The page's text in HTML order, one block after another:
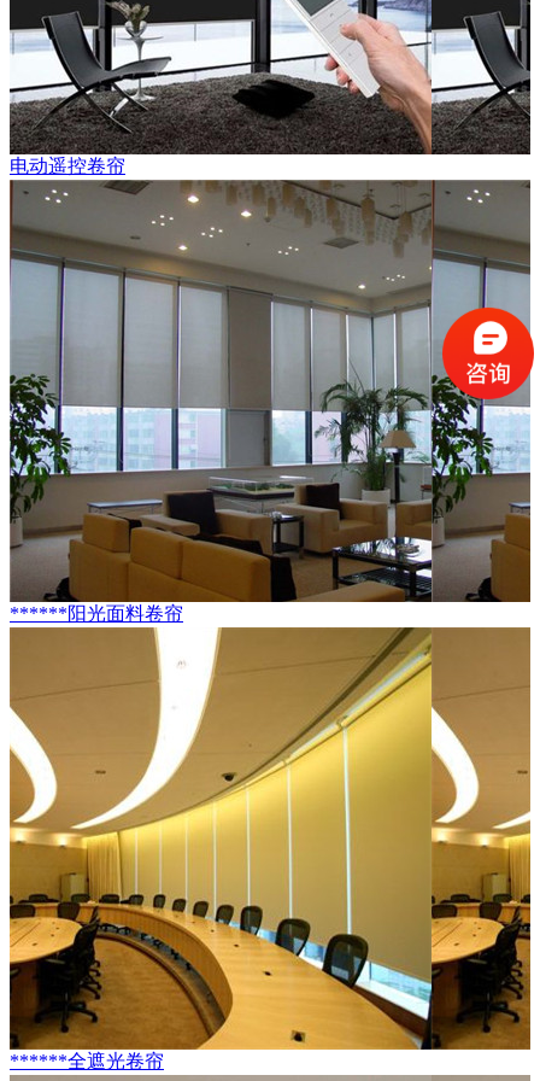
电动遥控卷帘
******阳光面料卷帘
******全遮光卷帘